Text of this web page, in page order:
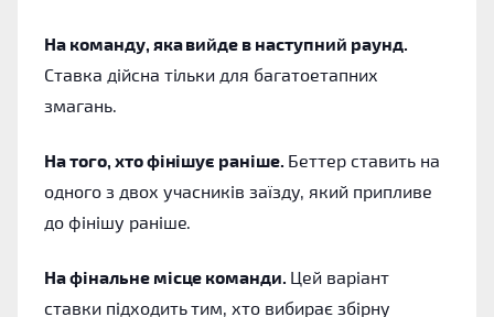
На команду, яка вийде в наступний раунд.
Ставка дійсна тільки для багатоетапних
змагань.
На того, хто фінішує раніше. Беттер ставить на
одного з двох учасників заїзду, який припливе
до фінішу раніше.
На фінальне місце команди. Цей варіант
ставки підходить тим, хто вибирає збірну